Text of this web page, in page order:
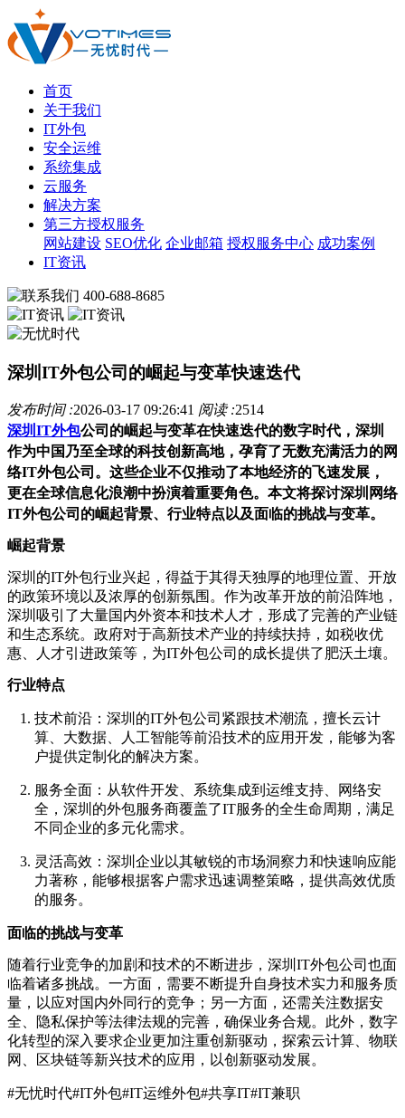
首页
关于我们
IT外包
安全运维
系统集成
云服务
解决方案
第三方授权服务
网站建设 SEO优化 企业邮箱 授权服务中心 成功案例
IT资讯
400-688-8685
深圳IT外包公司的崛起与变革快速迭代
发布时间 :2026-03-17 09:26:41 阅读 :2514
深圳IT外包公司的崛起与变革在快速迭代的数字时代，深圳
作为中国乃至全球的科技创新高地，孕育了无数充满活力的网
络IT外包公司。这些企业不仅推动了本地经济的飞速发展，
更在全球信息化浪潮中扮演着重要角色。本文将探讨深圳网络
IT外包公司的崛起背景、行业特点以及面临的挑战与变革。
崛起背景
深圳的IT外包行业兴起，得益于其得天独厚的地理位置、开放
的政策环境以及浓厚的创新氛围。作为改革开放的前沿阵地，
深圳吸引了大量国内外资本和技术人才，形成了完善的产业链
和生态系统。政府对于高新技术产业的持续扶持，如税收优
惠、人才引进政策等，为IT外包公司的成长提供了肥沃土壤。
行业特点
技术前沿 ：深圳的IT外包公司紧跟技术潮流，擅长云计
算、大数据、人工智能等前沿技术的应用开发，能够为客
户提供定制化的解决方案。
服务全面 ：从软件开发、系统集成到运维支持、网络安
全，深圳的外包服务商覆盖了IT服务的全生命周期，满足
不同企业的多元化需求。
灵活高效 ：深圳企业以其敏锐的市场洞察力和快速响应能
力著称，能够根据客户需求迅速调整策略，提供高效优质
的服务。
面临的挑战与变革
随着行业竞争的加剧和技术的不断进步，深圳IT外包公司也面
临着诸多挑战。一方面，需要不断提升自身技术实力和服务质
量，以应对国内外同行的竞争；另一方面，还需关注数据安
全、隐私保护等法律法规的完善，确保业务合规。此外，数字
化转型的深入要求企业更加注重创新驱动，探索云计算、物联
网、区块链等新兴技术的应用，以创新驱动发展。
#无忧时代#IT外包#IT运维外包#共享IT#IT兼职